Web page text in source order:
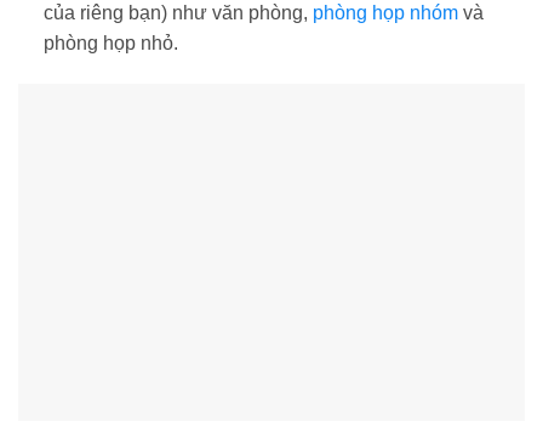
của riêng bạn) như văn phòng, phòng họp nhómvà
phòng họp nhỏ.